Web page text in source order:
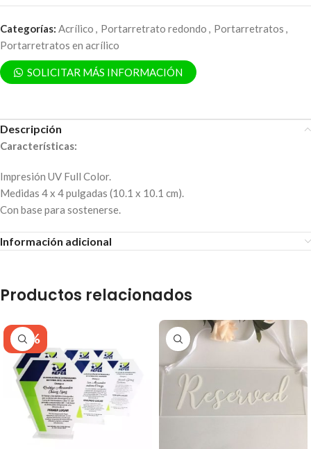
Categorías: Acrílico , Portarretrato redondo , Portarretratos ,
Portarretratos en acrílico
SOLICITAR MÁS INFORMACIÓN
Descripción
Características:
Impresión UV Full Color.
Medidas 4 x 4 pulgadas (10.1 x 10.1 cm).
Con base para sostenerse.
Información adicional
Productos relacionados
-30%